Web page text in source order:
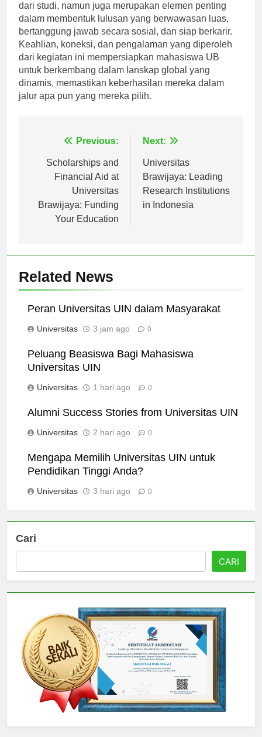
dari studi, namun juga merupakan elemen penting
dalam membentuk lulusan yang berwawasan luas,
bertanggung jawab secara sosial, dan siap berkarir.
Keahlian, koneksi, dan pengalaman yang diperoleh
dari kegiatan ini mempersiapkan mahasiswa UB
untuk berkembang dalam lanskap global yang
dinamis, memastikan keberhasilan mereka dalam
jalur apa pun yang mereka pilih.
Navigasi
pos
Previous:
Scholarships and
Financial Aid at
Universitas
Brawijaya: Funding
Your Education
Next:
Universitas
Brawijaya: Leading
Research Institutions
in Indonesia
Related News
Peran Universitas UIN dalam Masyarakat
Universitas 3 jam ago 0
Peluang Beasiswa Bagi Mahasiswa
Universitas UIN
Universitas 1 hari ago 0
Alumni Success Stories from Universitas UIN
Universitas 2 hari ago 0
Mengapa Memilih Universitas UIN untuk
Pendidikan Tinggi Anda?
Universitas 3 hari ago 0
Cari
CARI